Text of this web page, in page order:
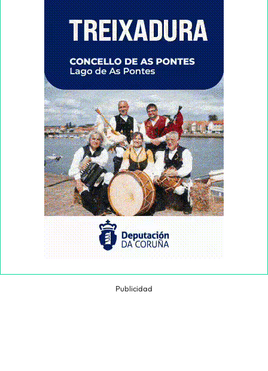
Publicidad